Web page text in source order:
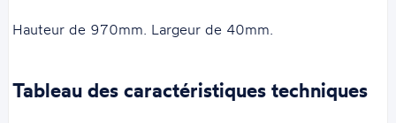
Hauteur de 970mm. Largeur de 40mm.
Tableau des caractéristiques techniques